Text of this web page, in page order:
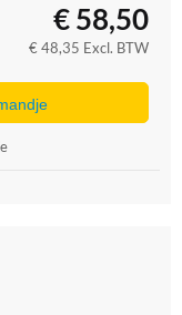
€58,50
€48,35 Excl. BTW